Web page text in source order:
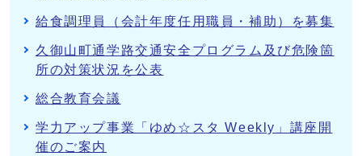
給食調理員（会計年度任用職員・補助）を募集
久御山町通学路交通安全プログラム及び危険箇
所の対策状況を公表
総合教育会議
学力アップ事業「ゆめ☆スタ Weekly」講座開
催のご案内